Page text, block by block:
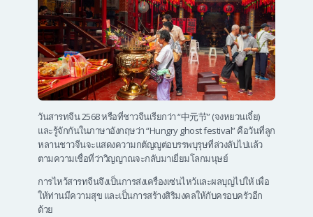
วันสารทจีน 2568 หรือที่ชาวจีนเรียกว่า “中元节” (จงหยวนเจี๋ย)
และรู้จักกันในภาษาอังกฤษว่า “Hungry ghost festival” คือวันที่ลูก
หลานชาวจีนจะแสดงความกตัญญูต่อบรรพบุรุษที่ล่วงลับไปแล้ว
ตามความเชื่อที่ว่าวิญญาณจะกลับมาเยี่ยมโลกมนุษย์
การไหว้สารทจีนจึงเป็นการส่งเครื่องเซ่นไหว้และผลบุญไปให้ เพื่อ
ให้ท่านมีความสุข และเป็นการสร้างสิริมงคลให้กับครอบครัวอีก
ด้วย